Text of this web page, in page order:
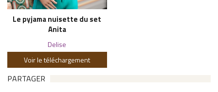
Le pyjama nuisette du set
Anita
Delise
Voir le téléchargement
PARTAGER